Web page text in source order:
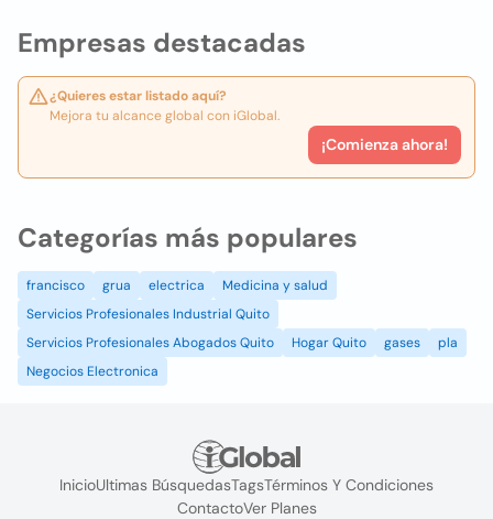
Empresas destacadas
¿Quieres estar listado aquí?
Mejora tu alcance global con iGlobal.
¡Comienza ahora!
Categorías más populares
francisco grua electrica
Medicina y salud
Servicios Profesionales Industrial Quito
Servicios Profesionales Abogados Quito
Hogar Quito gases
pla
Negocios Electronica
InicioUltimas BúsquedasTagsTérminos Y Condiciones
ContactoVer Planes